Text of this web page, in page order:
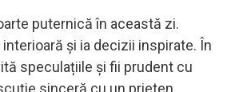
puternică în această zi.
și ia decizii inspirate. În
speculațiile și fii prudent cu
sinceră cu un prieten